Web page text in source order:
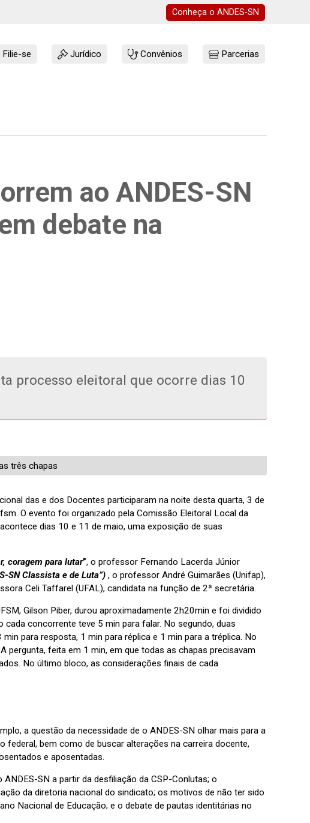
Conheça o ANDES-SN
Filie-se Jurídico Convênios Parcerias
ao ANDES-SN
debate na
processo eleitoral que ocorre dias 10
três chapas
das e dos Docentes participaram na noite desta quarta, 3 de
O evento foi organizado pela Comissão Eleitoral Local da
dias 10 e 11 de maio, uma exposição de suas
coragem para lutar”, o professor Fernando Lacerda Júnior
SN Classista e de Luta”) , o professor André Guimarães (Unifap),
Celi Taffarel (UFAL), candidata na função de 2ª secretária.
Gilson Piber, durou aproximadamente 2h20min e foi dividido
concorrente teve 5 min para falar. No segundo, duas
para resposta, 1 min para réplica e 1 min para a tréplica. No
pergunta, feita em 1 min, em que todas as chapas precisavam
No último bloco, as considerações finais de cada
a questão da necessidade de o ANDES-SN olhar mais para a
federal, bem como de buscar alterações na carreira docente,
e aposentadas.
SN a partir da desfiliação da CSP-Conlutas; o
da diretoria nacional do sindicato; os motivos de não ter sido
Nacional de Educação; e o debate de pautas identitárias no